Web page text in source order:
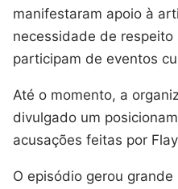
manifestaram apoio à
necessidade de respeito
participam de eventos
Até o momento, a
divulgado um
acusações feitas por
O episódio gerou